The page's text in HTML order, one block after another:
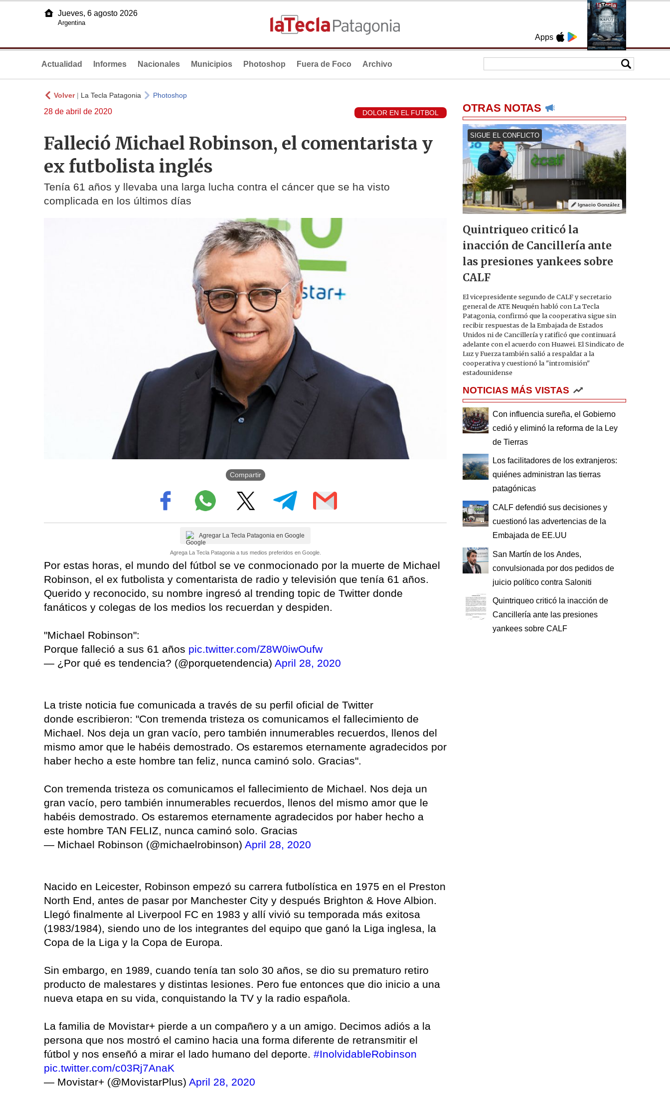
Apps
Jueves, 6 agosto 2026
Argentina
Actualidad Informes Nacionales Municipios Photoshop Fuera de Foco Archivo
Volver| La Tecla Patagonia Photoshop
28 de abril de 2020 DOLOR EN EL FUTBOL
Falleció Michael Robinson, el comentarista y
ex futbolista inglés
Tenía 61 años y llevaba una larga lucha contra el cáncer que se ha visto
complicada en los últimos días
Compartir
Agregar La Tecla Patagonia en Google
Agrega La Tecla Patagonia a tus medios preferidos en Google.
Por estas horas, el mundo del fútbol se ve conmocionado por la muerte de Michael
Robinson, el ex futbolista y comentarista de radio y televisión que tenía 61 años.
Querido y reconocido, su nombre ingresó al trending topic de Twitter donde
fanáticos y colegas de los medios los recuerdan y despiden.
"Michael Robinson":
Porque falleció a sus 61 años pic.twitter.com/Z8W0iwOufw
— ¿Por qué es tendencia? (@porquetendencia) April 28, 2020
La triste noticia fue comunicada a través de su perfil oficial de Twitter
donde escribieron: "Con tremenda tristeza os comunicamos el fallecimiento de
Michael. Nos deja un gran vacío, pero también innumerables recuerdos, llenos del
mismo amor que le habéis demostrado. Os estaremos eternamente agradecidos por
haber hecho a este hombre tan feliz, nunca caminó solo. Gracias".
Con tremenda tristeza os comunicamos el fallecimiento de Michael. Nos deja un
gran vacío, pero también innumerables recuerdos, llenos del mismo amor que le
habéis demostrado. Os estaremos eternamente agradecidos por haber hecho a
este hombre TAN FELIZ, nunca caminó solo. Gracias
— Michael Robinson (@michaelrobinson) April 28, 2020
Nacido en Leicester, Robinson empezó su carrera futbolística en 1975 en el Preston
North End, antes de pasar por Manchester City y después Brighton & Hove Albion.
Llegó finalmente al Liverpool FC en 1983 y allí vivió su temporada más exitosa
(1983/1984), siendo uno de los integrantes del equipo que ganó la Liga inglesa, la
Copa de la Liga y la Copa de Europa.
Sin embargo, en 1989, cuando tenía tan solo 30 años, se dio su prematuro retiro
producto de malestares y distintas lesiones. Pero fue entonces que dio inicio a una
nueva etapa en su vida, conquistando la TV y la radio española.
La familia de Movistar+ pierde a un compañero y a un amigo. Decimos adiós a la
persona que nos mostró el camino hacia una forma diferente de retransmitir el
fútbol y nos enseñó a mirar el lado humano del deporte. #InolvidableRobinson
pic.twitter.com/c03Rj7AnaK
— Movistar+ (@MovistarPlus) April 28, 2020
OTRAS NOTAS
SIGUE EL CONFLICTO
Ignacio González
Quintriqueo criticó la
inacción de Cancillería ante
las presiones yankees sobre
CALF
El vicepresidente segundo de CALF y secretario
general de ATE Neuquén habló con La Tecla
Patagonia, confirmó que la cooperativa sigue sin
recibir respuestas de la Embajada de Estados
Unidos ni de Cancillería y ratificó que continuará
adelante con el acuerdo con Huawei. El Sindicato de
Luz y Fuerza también salió a respaldar a la
cooperativa y cuestionó la "intromisión"
estadounidense
NOTICIAS MÁS VISTAS
Con influencia sureña, el Gobierno
cedió y eliminó la reforma de la Ley
de Tierras
Los facilitadores de los extranjeros:
quiénes administran las tierras
patagónicas
CALF defendió sus decisiones y
cuestionó las advertencias de la
Embajada de EE.UU
San Martín de los Andes,
convulsionada por dos pedidos de
juicio político contra Saloniti
Quintriqueo criticó la inacción de
Cancillería ante las presiones
yankees sobre CALF